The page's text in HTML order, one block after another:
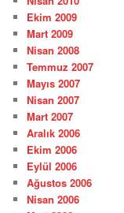
Ekim 2009
Mart 2009
Nisan 2008
Temmuz 2007
Mayıs 2007
Nisan 2007
Mart 2007
Aralık 2006
Ekim 2006
Eylül 2006
Ağustos 2006
Nisan 2006